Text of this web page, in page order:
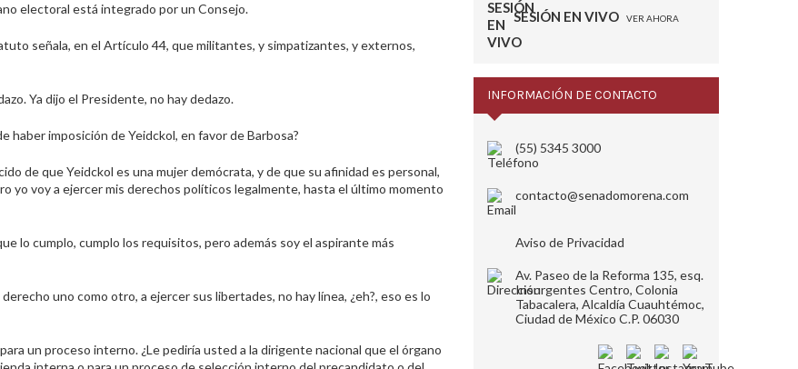
electoral está integrado por un Consejo.
señala, en el Artículo 44, que militantes, y simpatizantes, y externos,
Ya dijo el Presidente, no hay dedazo.
haber imposición de Yeidckol, en favor de Barbosa?
de que Yeidckol es una mujer demócrata, y de que su afinidad es personal,
yo voy a ejercer mis derechos políticos legalmente, hasta el último momento
lo cumplo, cumplo los requisitos, pero además soy el aspirante más
uno como otro, a ejercer sus libertades, no hay línea, ¿eh?, eso es lo
un proceso interno. ¿Le pediría usted a la dirigente nacional que el órgano
SESIÓN EN VIVO VER AHORA
INFORMACIÓN DE CONTACTO
(55) 5345 3000
contacto@senadomorena.com
Aviso de Privacidad
Av. Paseo de la Reforma 135, esq.
Insurgentes Centro, Colonia
Tabacalera, Alcaldía Cuauhtémoc,
Ciudad de México C.P. 06030